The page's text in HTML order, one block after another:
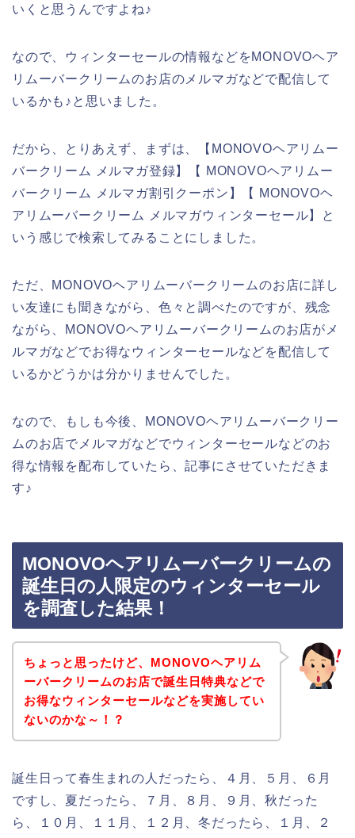
いくと思うんですよね♪
なので、ウィンターセールの情報などをMONOVOヘア
リムーバークリームのお店のメルマガなどで配信して
いるかも♪と思いました。
だから、とりあえず、まずは、【MONOVOヘアリムー
バークリーム メルマガ登録】【 MONOVOヘアリムー
バークリーム メルマガ割引クーポン】【 MONOVOヘ
アリムーバークリーム メルマガウィンターセール】と
いう感じで検索してみることにしました。
ただ、MONOVOヘアリムーバークリームのお店に詳し
い友達にも聞きながら、色々と調べたのですが、残念
ながら、MONOVOヘアリムーバークリームのお店がメ
ルマガなどでお得なウィンターセールなどを配信して
いるかどうかは分かりませんでした。
なので、もしも今後、MONOVOヘアリムーバークリー
ムのお店でメルマガなどでウィンターセールなどのお
得な情報を配布していたら、記事にさせていただきま
す♪
MONOVOヘアリムーバークリームの
誕生日の人限定のウィンターセール
を調査した結果！
ちょっと思ったけど、MONOVOヘアリム
ーバークリームのお店で誕生日特典などで
お得なウィンターセールなどを実施してい
ないのかな～！？
誕生日って春生まれの人だったら、４月、５月、６月
ですし、夏だったら、７月、８月、９月、秋だった
ら、１０月、１１月、１２月、冬だったら、１月、２